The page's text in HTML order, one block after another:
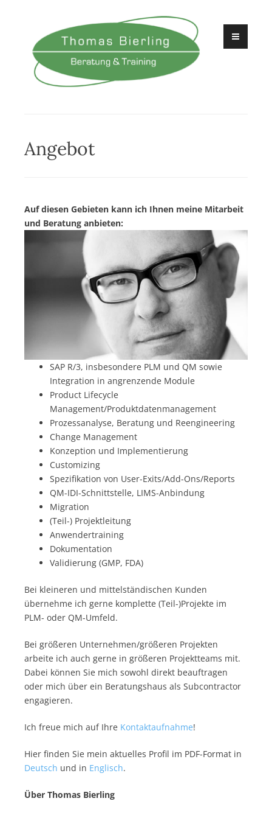
springen
Angebot
Auf diesen Gebieten kann ich Ihnen meine Mitarbeit
und Beratung anbieten:
SAP R/3, insbesondere PLM und QM sowie
Integration in angrenzende Module
Product Lifecycle
Management/Produktdatenmanagement
Prozessanalyse, Beratung und Reengineering
Change Management
Konzeption und Implementierung
Customizing
Spezifikation von User-Exits/Add-Ons/Reports
QM-IDI-Schnittstelle, LIMS-Anbindung
Migration
(Teil-) Projektleitung
Anwendertraining
Dokumentation
Validierung (GMP, FDA)
Bei kleineren und mittelständischen Kunden
übernehme ich gerne komplette (Teil-)Projekte im
PLM- oder QM-Umfeld.
Bei größeren Unternehmen/größeren Projekten
arbeite ich auch gerne in größeren Projektteams mit.
Dabei können Sie mich sowohl direkt beauftragen
oder mich über ein Beratungshaus als Subcontractor
engagieren.
Ich freue mich auf Ihre Kontaktaufnahme!
Hier finden Sie mein aktuelles Profil im PDF-Format in
Deutsch und in Englisch.
Über Thomas Bierling